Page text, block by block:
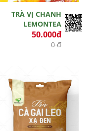
TRÀ VỊ CHANH
LEMONTEA
50.000đ
0 đ